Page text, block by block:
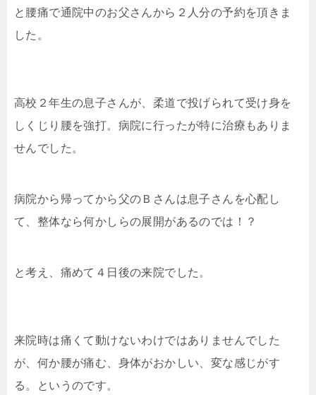
と腰痛で通院中のお父さんから２人分の予約を頂きま
した。
高校２年生の息子さんが、柔道で投げられて受け身を
しくじり腰を強打。病院に行ったが特に治療もありま
せんでした。
病院から帰ってから父のＢさんは息子さんを心配し
て、整体なら何かしらの展開があるのでは！？
と考え、痛めて４日後の来院でした。
来院時は痛くて動けないわけではありませんでした
が、何か腰が痛む、身体がおかしい、変な感じがす
る。というのです。